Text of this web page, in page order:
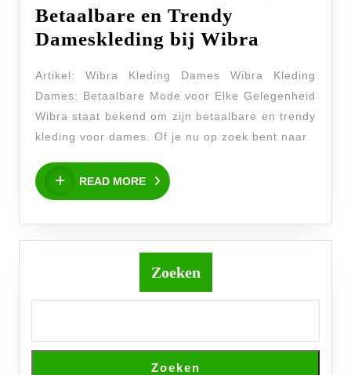
Betaalbare en Trendy
Dameskleding bij Wibra
Trendy
bij
Artikel: Wibra Kleding Dames Wibra Kleding
Dames: Betaalbare Mode voor Elke Gelegenheid
Wibra staat bekend om zijn betaalbare en trendy
kleding voor dames. Of je nu op zoek bent naar
READ MORE
READ
MORE
Zoeken
Zoeken